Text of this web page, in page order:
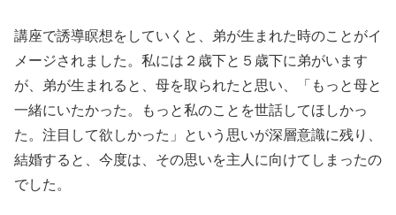
講座で誘導瞑想をしていくと、弟が生まれた時のことがイ
メージされました。私には２歳下と５歳下に弟がいます
が、弟が生まれると、母を取られたと思い、「もっと母と
一緒にいたかった。もっと私のことを世話してほしかっ
た。注目して欲しかった」という思いが深層意識に残り、
結婚すると、今度は、その思いを主人に向けてしまったの
でした。